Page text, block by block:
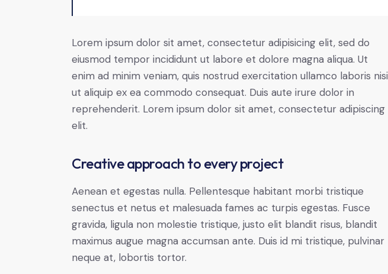
Lorem ipsum dolor sit amet, consectetur adipisicing elit, sed do
eiusmod tempor incididunt ut labore et dolore magna aliqua. Ut
enim ad minim veniam, quis nostrud exercitation ullamco laboris nisi
ut aliquip ex ea commodo consequat. Duis aute irure dolor in
reprehenderit. Lorem ipsum dolor sit amet, consectetur adipiscing
elit.
Creative approach to every project
Aenean et egestas nulla. Pellentesque habitant morbi tristique
senectus et netus et malesuada fames ac turpis egestas. Fusce
gravida, ligula non molestie tristique, justo elit blandit risus, blandit
maximus augue magna accumsan ante. Duis id mi tristique, pulvinar
neque at, lobortis tortor.